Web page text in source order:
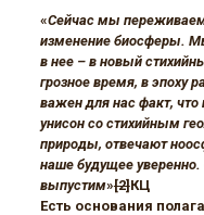
«Сейчас мы переживаем
изменение биосферы.
в нее – в новый
грозное время, в эпоху
важен для нас факт,
унисон со стихийным
природы, отвечают
наше будущее
выпустим»[2]КЦ
Есть основания